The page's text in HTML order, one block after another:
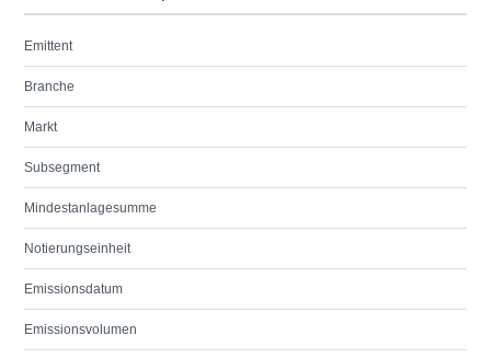
Emittent
Branche
Markt
Subsegment
Mindestanlagesumme
Notierungseinheit
Emissionsdatum
Emissionsvolumen